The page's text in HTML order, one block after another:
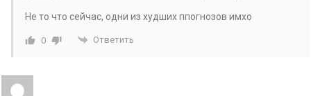
Не то что сейчас, одни из худших ппогнозов имхо
0 Ответить